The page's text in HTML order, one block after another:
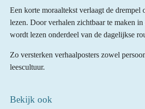
Een korte moraaltekst verlaagt de drempel
lezen. Door verhalen zichtbaar te maken
wordt lezen onderdeel van de dagelijkse
Zo versterken verhaalposters zowel
leescultuur.
Bekijk ook